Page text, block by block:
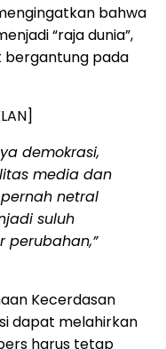
bahwa
“raja dunia”,
bergantung pada
demokrasi,
media dan
netral
suluh
perubahan,”
Kecerdasan
dapat melahirkan
harus tetap